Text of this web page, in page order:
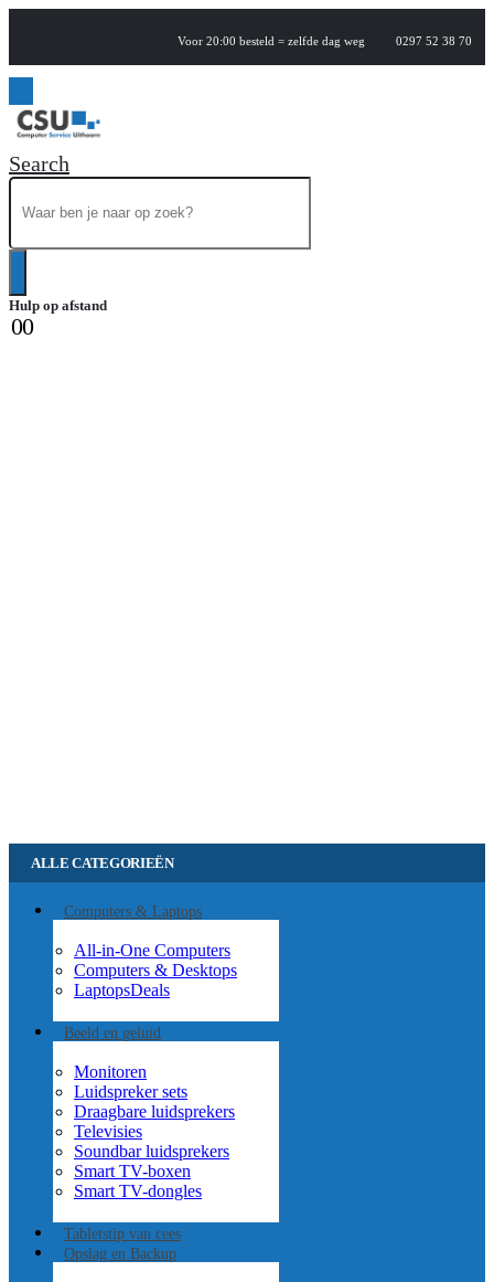
Voor 20:00 besteld = zelfde dag weg 0297 52 38 70
Search
Hulp op afstand
00
ALLE CATEGORIEËN
Computers & Laptops
All-in-One Computers
Computers & Desktops
LaptopsDeals
Beeld en geluid
Monitoren
Luidspreker sets
Draagbare luidsprekers
Televisies
Soundbar luidsprekers
Smart TV-boxen
Smart TV-dongles
Tabletstip van cees
Opslag en Backup